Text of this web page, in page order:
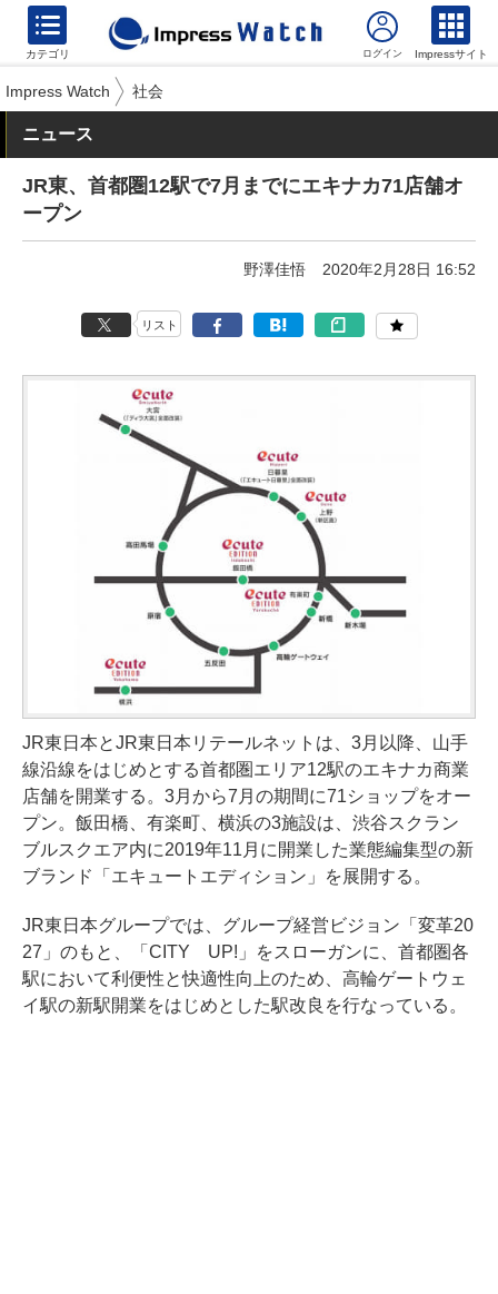
カテゴリ Impressサイト
Impress Watch 社会
ニュース
JR東、首都圏12駅で7月までにエキナカ71店舗オ
ープン
野澤佳悟 2020年2月28日 16:52
リスト
JR東日本とJR東日本リテールネットは、3月以降、山手
線沿線をはじめとする首都圏エリア12駅のエキナカ商業
店舗を開業する。3月から7月の期間に71ショップをオー
プン。飯田橋、有楽町、横浜の3施設は、渋谷スクラン
ブルスクエア内に2019年11月に開業した業態編集型の新
ブランド「エキュートエディション」を展開する。
JR東日本グループでは、グループ経営ビジョン「変革20
27」のもと、「CITY UP!」をスローガンに、首都圏各
駅において利便性と快適性向上のため、高輪ゲートウェ
イ駅の新駅開業をはじめとした駅改良を行なっている。